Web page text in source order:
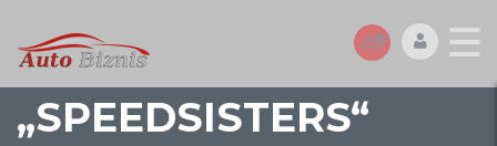
„SPEEDSISTERS“